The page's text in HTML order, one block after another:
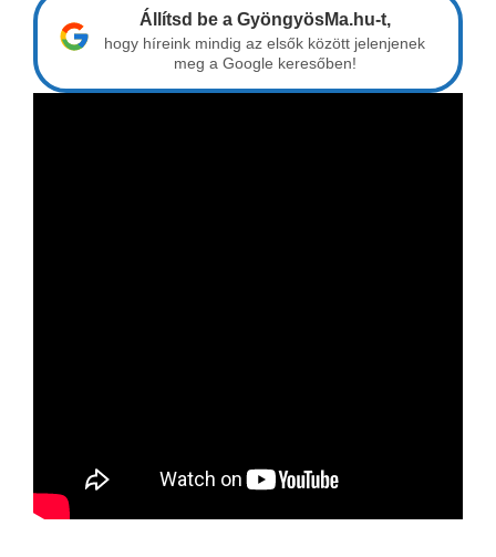
Állítsd be a GyöngyösMa.hu-t,
hogy híreink mindig az elsők között jelenjenek
meg a Google keresőben!